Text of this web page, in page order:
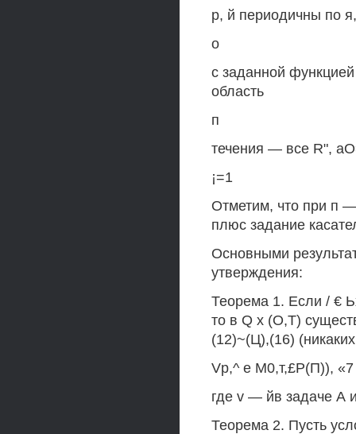
р, й периодичны по
о
с заданной
область
п
течения — все R",
¡=1
Отметим, что при п
плюс задание
Основными
утверждения:
Теорема 1. Если / €
то в Q х (О,Т)
(12)~(Ц),(16)
Vp,^ е М0,т,£Р(П)),
где v — йв задаче А
Теорема 2. Пусть